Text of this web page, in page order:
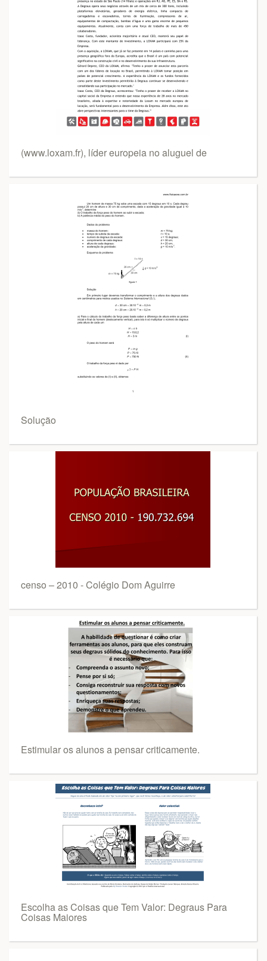
(www.loxam.fr), líder europeia no aluguel de
Solução
censo – 2010 - Colégio Dom Aguirre
Estimular os alunos a pensar criticamente.
Escolha as Coisas que Tem Valor: Degraus Para
Coisas Maiores